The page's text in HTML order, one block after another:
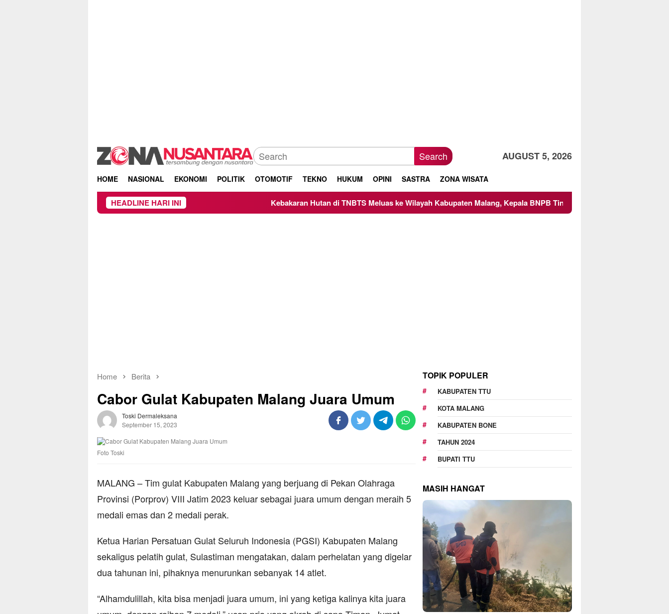
Search AUGUST 5, 2026
HOME NASIONAL EKONOMI POLITIK OTOMOTIF TEKNO HUKUM OPINI SASTRA ZONA WISATA
HEADLINE HARI INI Kebakaran Hutan di TNBTS Meluas ke Wilayah Kabupaten Malang, Kepala BNPB Tinjau Langsung Lokasi
Home Berita
Cabor Gulat Kabupaten Malang Juara Umum
Toski Dermaleksana
September 15, 2023
Foto Toski
MALANG – Tim gulat Kabupaten Malang yang berjuang di Pekan Olahraga
Provinsi (Porprov) VIII Jatim 2023 keluar sebagai juara umum dengan meraih 5
medali emas dan 2 medali perak.
Ketua Harian Persatuan Gulat Seluruh Indonesia (PGSI) Kabupaten Malang
sekaligus pelatih gulat, Sulastiman mengatakan, dalam perhelatan yang digelar
dua tahunan ini, pihaknya menurunkan sebanyak 14 atlet.
“Alhamdulillah, kita bisa menjadi juara umum, ini yang ketiga kalinya kita juara
TOPIK POPULER
KABUPATEN TTU
KOTA MALANG
KABUPATEN BONE
TAHUN 2024
BUPATI TTU
MASIH HANGAT